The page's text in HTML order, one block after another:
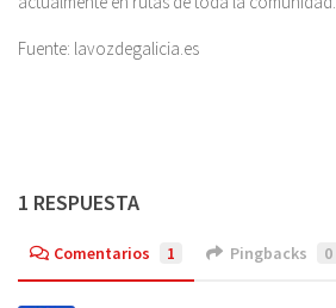
Fuente: lavozdegalicia.es
1 RESPUESTA
Comentarios 1 Pingbacks 0